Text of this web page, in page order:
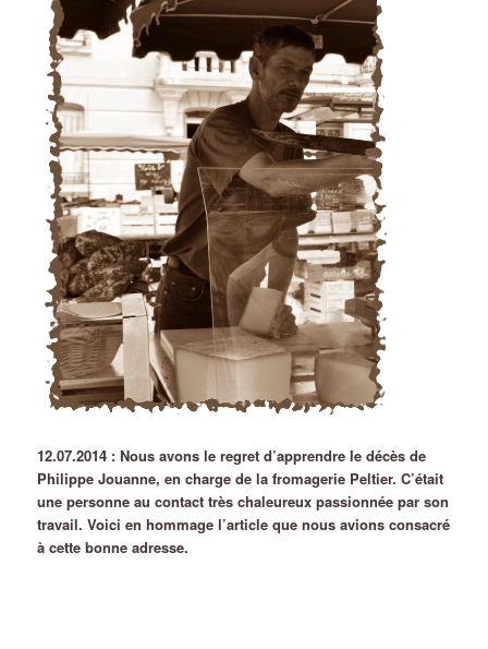
12.07.2014 : Nous avons le regret d’apprendre le décès de
Philippe Jouanne, en charge de la fromagerie Peltier. C’était
une personne au contact très chaleureux passionnée par son
travail. Voici en hommage l’article que nous avions consacré
à cette bonne adresse.